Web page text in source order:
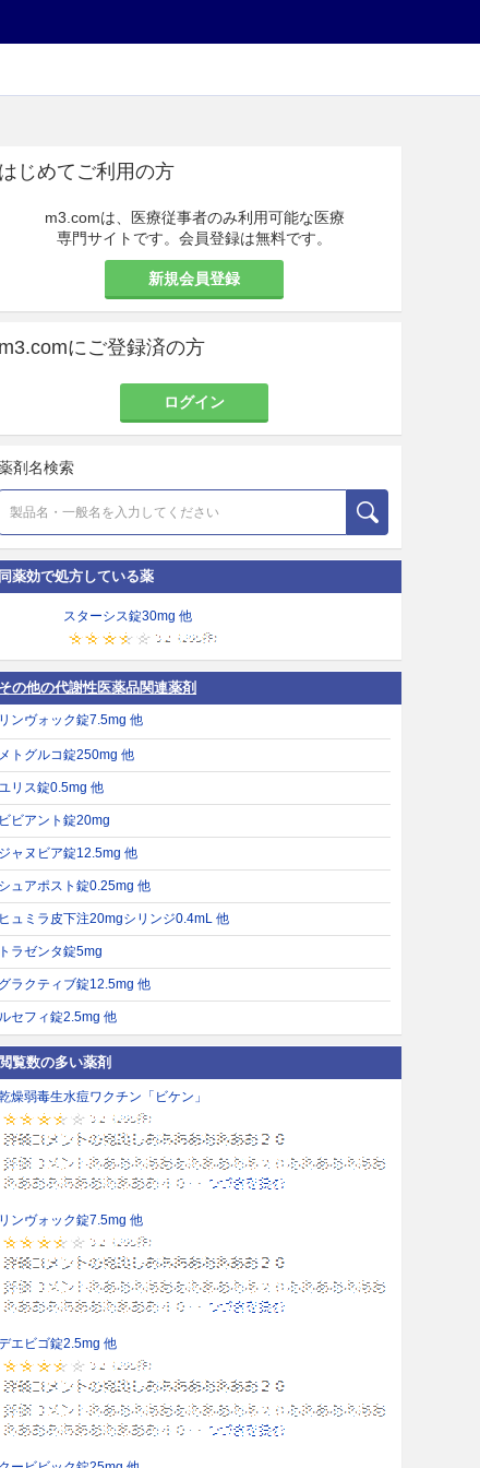
はじめてご利用の方
m3.comは、医療従事者のみ利用可能な医療
専門サイトです。会員登録は無料です。
新規会員登録
m3.comにご登録済の方
ログイン
剤名検索
同薬効で処方している薬
スターシス錠30mg 他
その他の代謝性医薬品関連薬剤
リンヴォック錠7.5mg 他
メトグルコ錠250mg 他
リス錠0.5mg 他
ビビアント錠20mg
ジャヌビア錠12.5mg 他
シュアポスト錠0.25mg 他
ヒュミラ皮下注20mgシリンジ0.4mL 他
トラゼンタ錠5mg
グラクティブ錠12.5mg 他
ルセフィ錠2.5mg 他
閲覧数の多い薬剤
燥弱毒生水痘ワクチン「ビケン」
リンヴォック錠7.5mg 他
エビゴ錠2.5mg 他